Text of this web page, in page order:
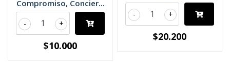
Compromiso, Concier...
+
-
$10.000
+
-
$20.200